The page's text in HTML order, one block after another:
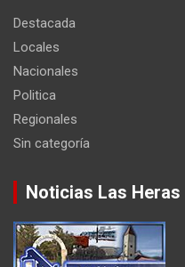
Destacada
Locales
Nacionales
Politica
Regionales
Sin categoría
Noticias Las Heras